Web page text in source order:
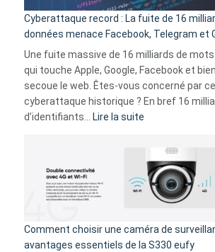
pour
comparer
vos
goûts
musicaux
avec
9
amis
Cyberattaque record : La fuite de 16
données menace Facebook, Telegram et
Une fuite massive de 16 milliards de
qui touche Apple, Google, Facebook et
secoue le web. Êtes-vous concerné par
cyberattaque historique ? En bref 16
d’identifiants…
Lire la suite
record
La
fuite
16
milliards
Comment choisir une caméra de
avantages essentiels de la S330 eufy